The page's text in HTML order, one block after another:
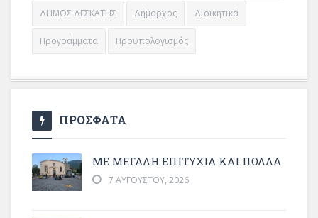
ΔΗΜΟΣ ΔΕΣΚΑΤΗΣ Δήμαρχος Διοικητικά
Προγράμματα Προϋπολογισμός
ΠΡΟΣΦΑΤΑ
ΜΕ ΜΕΓΆΛΗ ΕΠΙΤΥΧΊΑ ΚΑΙ ΠΟΛΛΆ
7 ΑΥΓΟΎΣΤΟΥ, 2026